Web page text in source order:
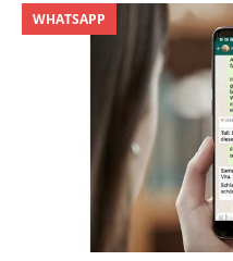
WHATSAPP